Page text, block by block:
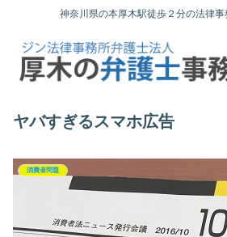
神奈川県の本厚木駅徒歩２分の法律事
ヤバすぎるスマホ広告
消費者問題